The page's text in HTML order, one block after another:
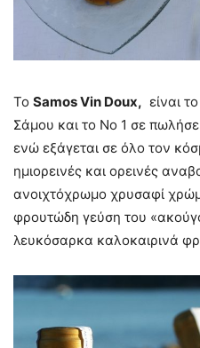
Το SamosVin Doux, είναι
Σάμου και το Νο 1 σε
ενώ εξάγεται σε όλο τον
ημιορεινές και ορεινές
ανοιχτόχρωμο χρυσαφί
φρουτώδη γεύση του
λευκόσαρκα καλοκαιρινά